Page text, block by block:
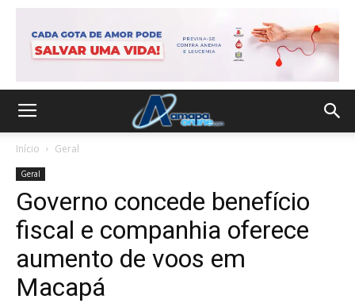
Início Geral
Geral
Governo concede benefício
fiscal e companhia oferece
aumento de voos em
Macapá